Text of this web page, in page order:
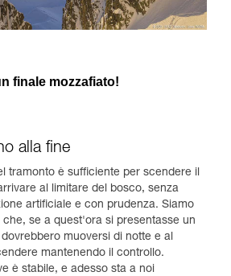
finale mozzafiato!
alla fine
tramonto è sufficiente per scendere il
al limitare del bosco, senza
artificiale e con prudenza. Siamo
se a quest'ora si presentasse un
muoversi di notte e al
mantenendo il controllo.
è stabile, e adesso sta a noi